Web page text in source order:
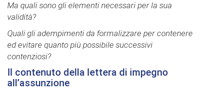
Ma quali sono gli elementi necessari per la sua
validità?
Quali gli adempimenti da formalizzare per contenere
ed evitare quanto più possibile successivi
contenziosi?
Il contenuto della lettera di impegno
all’assunzione